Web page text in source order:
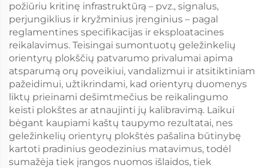
požiūriu kritinę infrastruktūrą – pvz., signalus,
perjungiklius ir kryžminius įrenginius – pagal
reglamentines specifikacijas ir eksploatacines
reikalavimus. Teisingai sumontuotų geležinkelių
orientyrų plokščių patvarumo privalumai apima
atsparumą orų poveikiui, vandalizmui ir atsitiktiniam
pažeidimui, užtikrindami, kad orientyrų duomenys
liktų prieinami dešimtmečius be reikalingumo
keisti plokštes ar atnaujinti jų kalibravimą. Laikui
bėgant kaupiami kaštų taupymo rezultatai, nes
geležinkelių orientyrų plokštės pašalina būtinybę
kartoti pradinius geodezinius matavimus, todėl
sumažėja tiek įrangos nuomos išlaidos, tiek